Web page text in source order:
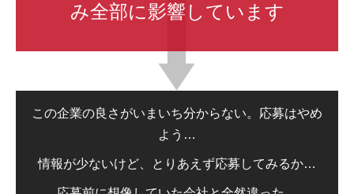
み全部に影響しています
この企業の良さがいまいち分からない。応募はやめ
よう…
情報が少ないけど、とりあえず応募してみるか…